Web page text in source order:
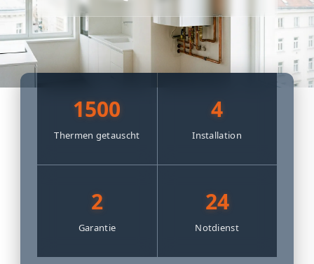
1500
Thermen getauscht
4
Installation
2
Garantie
24
Notdienst